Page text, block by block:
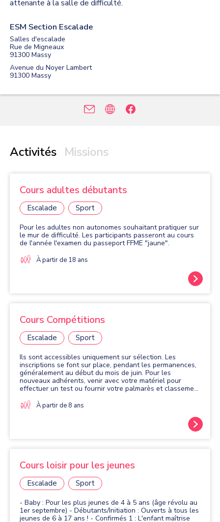
attenante à la salle de difficulté.
ESM Section Escalade
Salles d'escalade
Rue de Migneaux
91300 Massy
Avenue du Noyer Lambert
91300 Massy
Activités Missions
Cours adultes débutants
Escalade Sport
Pour les adultes non autonomes souhaitant pratiquer sur
le mur de difficulté. Les participants passeront au cours
de l'année l'examen du passeport FFME "jaune".
À partir de 18 ans
Cours Compétitions
Escalade Sport
Ils sont accessibles uniquement sur sélection. Les
inscriptions se font sur place, pendant les permanences,
généralement au début du mois de juin. Pour les
nouveaux adhérents, venir avec votre matériel pour
effectuer un test ou fournir votre palmarès et classement
officielles en compétition d'escalade sont : - U11 = 9 et
10 ans - U13 = 11 et 12 ans - U15 = 13 et 14 ans - U17 =
15 et 16 ans - U19 = 17 et 18 ans - U21 = 19 et 20 ans -
À partir de 8 ans
Cours loisir pour les jeunes
Escalade Sport
- Baby : Pour les plus jeunes de 4 à 5 ans (âge révolu au
1er septembre) - Débutants/Initiation : Ouverts à tous les
jeunes de 6 à 17 ans ! - Confirmés 1 : L'enfant maîtrise